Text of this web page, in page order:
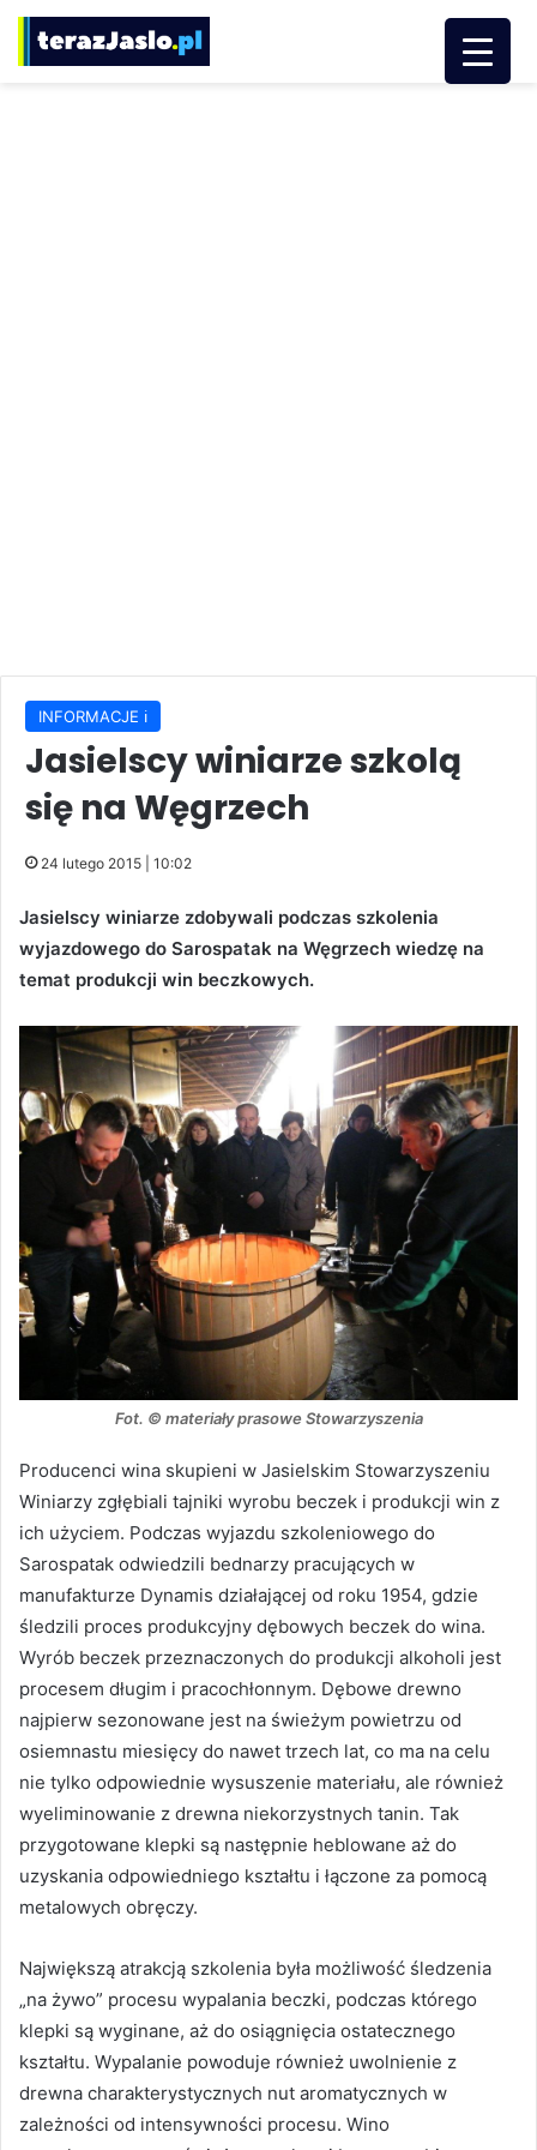
INFORMACJE ℹ️
Jasielscy winiarze szkolą
się na Węgrzech
24 lutego 2015 | 10:02
Jasielscy winiarze zdobywali podczas szkolenia
wyjazdowego do Sarospatak na Węgrzech wiedzę na
temat produkcji win beczkowych.
Fot. © materiały prasowe Stowarzyszenia
Producenci wina skupieni w Jasielskim Stowarzyszeniu
Winiarzy zgłębiali tajniki wyrobu beczek i produkcji win z
ich użyciem. Podczas wyjazdu szkoleniowego do
Sarospatak odwiedzili bednarzy pracujących w
manufakturze Dynamis działającej od roku 1954, gdzie
śledzili proces produkcyjny dębowych beczek do wina.
Wyrób beczek przeznaczonych do produkcji alkoholi jest
procesem długim i pracochłonnym. Dębowe drewno
najpierw sezonowane jest na świeżym powietrzu od
osiemnastu miesięcy do nawet trzech lat, co ma na celu
nie tylko odpowiednie wysuszenie materiału, ale również
wyeliminowanie z drewna niekorzystnych tanin. Tak
przygotowane klepki są następnie heblowane aż do
uzyskania odpowiedniego kształtu i łączone za pomocą
metalowych obręczy.
Największą atrakcją szkolenia była możliwość śledzenia
„na żywo” procesu wypalania beczki, podczas którego
klepki są wyginane, aż do osiągnięcia ostatecznego
kształtu. Wypalanie powoduje również uwolnienie z
drewna charakterystycznych nut aromatycznych w
zależności od intensywności procesu. Wino